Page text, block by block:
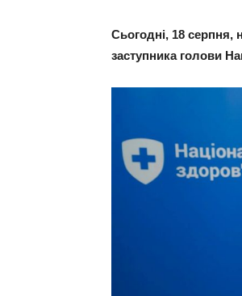
Сьогодні, 18 серпня,
заступника голови